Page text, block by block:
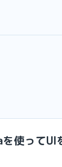
使ってUI